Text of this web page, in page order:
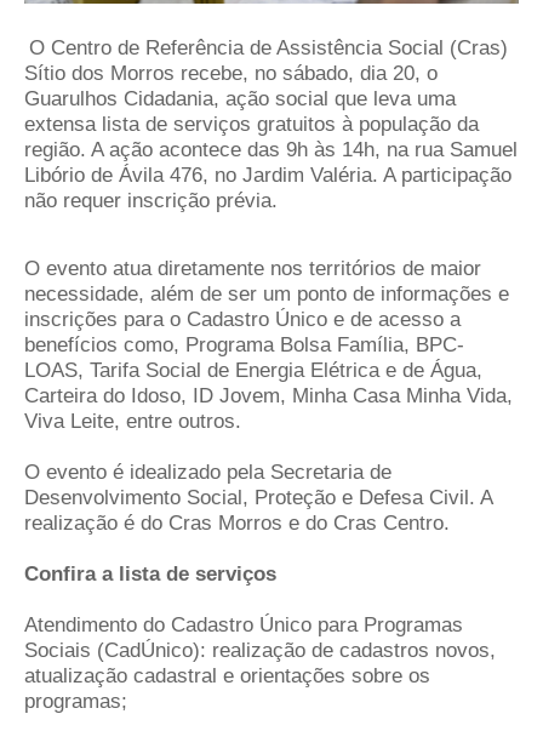
O Centro de Referência de Assistência Social (Cras)
Sítio dos Morros recebe, no sábado, dia 20, o
Guarulhos Cidadania, ação social que leva uma
extensa lista de serviços gratuitos à população da
região. A ação acontece das 9h às 14h, na rua Samuel
Libório de Ávila 476, no Jardim Valéria. A participação
não requer inscrição prévia.
O evento atua diretamente nos territórios de maior
necessidade, além de ser um ponto de informações e
inscrições para o Cadastro Único e de acesso a
benefícios como, Programa Bolsa Família, BPC-
LOAS, Tarifa Social de Energia Elétrica e de Água,
Carteira do Idoso, ID Jovem, Minha Casa Minha Vida,
Viva Leite, entre outros.
O evento é idealizado pela Secretaria de
Desenvolvimento Social, Proteção e Defesa Civil. A
realização é do Cras Morros e do Cras Centro.
Confira a lista de serviços
Atendimento do Cadastro Único para Programas
Sociais (CadÚnico): realização de cadastros novos,
atualização cadastral e orientações sobre os
programas;